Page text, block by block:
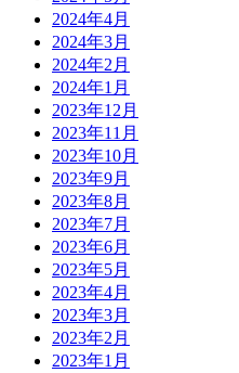
2024年4月
2024年3月
2024年2月
2024年1月
2023年12月
2023年11月
2023年10月
2023年9月
2023年8月
2023年7月
2023年6月
2023年5月
2023年4月
2023年3月
2023年2月
2023年1月